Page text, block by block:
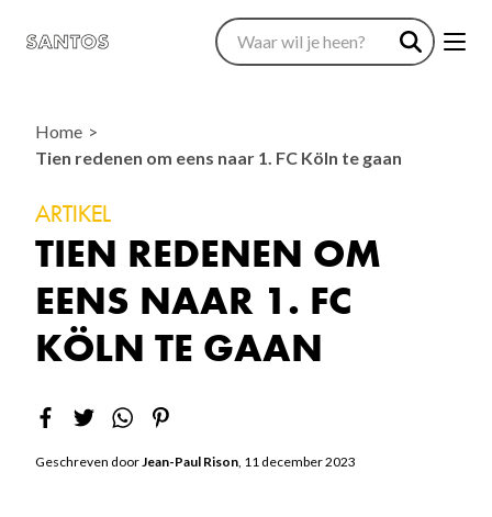
Home
Tien redenen om eens naar 1. FC Köln te gaan
ARTIKEL
TIEN REDENEN OM
EENS NAAR 1. FC
KÖLN TE GAAN
Geschreven doorJean-Paul Rison, 11 december 2023